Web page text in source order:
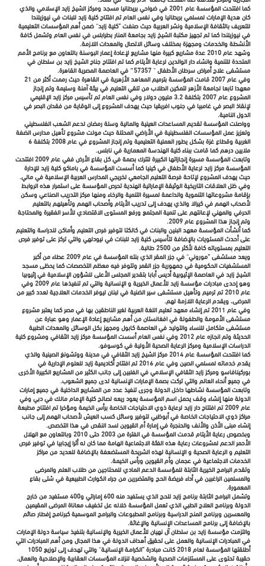
كما افتتحت المؤسسة عام 2001 في ضواحي بريطانيا مسجد ومركز الشيخ زايد الإسلامي والذي
كان هدية الإمارات لمسلمي بريطانيا وفي نفس العام تم افتتاح كلية زايد للبنات في نيوزيلندا
للتعريف بالثقافة الإسلامية ونشر العربية حيث صنفت “كلية زايد” ضمن أهم المؤسسات التعليمية
في نيوزيلندا كما تم تجهيز مكتبة الشيخ زايد بجامعة المنار بطرابلس في نفس العام وتشمل كافة
الأنشطة والخدمات ومجهزة بمختلف وسائل الاتصال والمعدات اللازمة.
وشهد عام 2010 عدة مشاريع كبيرة منها مشاريع لإعادة إعمار البوسنة بالتعاون مع برنامج الأمم
المتحدة للتنمية وانشاء دار الوالدين لرعاية الأيتام كما تم افتتاح جناح الشيخ زايد بن سلطان في
مستشفى علاج أمراض سرطان الأطفال ” 57357″ في العاصمة المصرية القاهرة.
وفي عام 2007 قامت المؤسسة بترميم المعاهد الأزهرية في القاهرة حيث رممت أكثر من 21
معهدا تابعا لجامعة الأزهر لتمكين الطلاب من تلقي التعليم في بيئة آمنة وسليمة وتم إنجاز
المشروع عام 2007 بتكلفة 3.2 مليون دولار وفي نفس العام تم تأسيس مركز زايد الإقليمي
لإنقاذ البصر في غامبيا في جنوب افريقيا حيث يهدف المشروع إلى الوقاية من فقدان البصر في
الدول النامية.
وواصلت المؤسسة تقديم المساعدات العينية والمالية وسلة رمضان لدعم الشعب الفلسطيني
وتعزيز عمل المؤسسات الفلسطينية في الأراضي المحتلة حيث مولت مشروع تأهيل مدارس الضفة
الغربية وقطاع غزة بشكل يطور العملية التعليمية وتم إنجاز المشروع في عام 2008 بتكلفة 6
ملايين درهم كما قامت ببناء كلية الهندسة المعمارية في نابلس.
وتابعت المؤسسة مسيرة إنجازاتها الكبيرة لتترك بصمة في كل بقاع الأرض ففي عام 2009 افتتحت
المؤسسة مركز زايد لرعاية الأطفال في كينيا كما أسست المؤسسة في باماكو كلية زايد للإدارة
حيث يهدف المشروع لإتاحة فرصة التعليم الجامعي لخريجي المدارس العربية الإسلامية في مالي.
وفي ظل العلاقات التاريخية الوثيقة الإماراتية الهندية تحرص المؤسسة على استمرار هذه الروابط
بإقامة مشروعاتها التنموية والداعمة لمسيرة التنمية والرخاء ومنها مركز التدريب الصناعي وسكن
لأصحاب الهمم في كيرالا والذي يهدف إلى تدريب الأيتام وأصحاب الهمم وتأهيلهم بالتعليم
الحرفي والمهني لإعانتهم على تنمية المجتمع ورفع المستوى الاقتصادي للأسر الفقيرة والمحتاجة
وتم إنجاز هذا المشروع عام 2009.
كما أنشأت المؤسسة معهد البنين والبنات في كالكتا لتوفير فرص التعليم وأماكن للدراسة والتعليم
على أحدث المستويات بالإضافة لتأسيس كلية زايد للبنات في نيودلهي والتي تركز على توفير فرص
التعليم بمستوياته كافة لأكثر من 2500 طالبة.
ويعد مستشفى “موروني” في جزر المقر الذي بنته المؤسسة في عام 2009 عطاء من أكبر
المستشفيات الحكومية في جمهورية جزر القمر وتتوفر فيه معظم التخصصات كما يحظى مسجد
الشيخ زايد في العاصمة الإثيوبية أديس أبابا بتقدير المجلس الأعلى للشؤون الإسلامية في إثيوبيا
وهو إحدى مبادرات مؤسسة زايد للأعمال الخيرية و الإنسانية والتي تم تنفيذها عام 2009 وفي
عام 2010 تم ترميم وتأهيل مستشفى سير الضنية في لبنان ليوفر الخدمات العلاجية لعدد كبير من
المرضى، ويقدم الرعاية اللازمة لهم.
وفي عام 2011 تم إنشاء معهد تعليم اللغة العربية لغير الناطقين بها في مصر كما يعتبر مشروع
مستشفى الأمومة والطفولة في افغانستان من أهم مشاريع إعادة الإعمار وهو عبارة عن
مستشفى متكامل للنساء والتوليد في العاصمة كابول ومجهز بكل الوسائل والمعدات الطبية
الحديثة وتم انجازه عام 2012 وفي نفس العام أسست المؤسسة مركز زايد الثقافي ومشروع كلية
الدراسات الإسلامية ومركز الرعاية الصحية الأولية في كوسوفو.
كما افتتحت المؤسسة عام 2014 مركز الشيخ زايد الثقافي في مدينة ووتشونغ الصينية والذي
يقدم خدماته لمسلمي الصين وفي عام 2016 تم افتتاح أكاديمية زايد للعلوم الإدارية في
بوركينافاسو ومركز زايد الثقافي الإسلامي في الفلبين إلى جانب الكثير من المشاريع الكبيرة الأخرى
في جميع أنحاء العالم والتي تركت بصمة الإمارات الإنسانية لدى جميع الشعوب.
وتابعت المؤسسة نشاطها داخل الدولة وجرى تنفيذ عدد من المشاريع الداخلية في جميع إمارات
الدولة منها إنشاء وقف يحمل اسم المؤسسة يعود ريعه لصالح كلية الإمام مالك في دبي وفي
عام 2009 تم افتتاح دار زايد لرعاية ذوي الاحتياجات الخاصة برأس الخيمة ومؤخرا تم افتتاح مطبعة
مراكز ذوي الاحتياجات الخاصة في أبوظبي لتوفير وسائل كسب العيش لأصحاب الهمم إلى جانب
إنشاء مبنى الأذن والأنف والحنجرة في إمارة أم القيوين لسد النقص في هذا التخصص.
وبخصوص رعاية الأيتام قدمت المؤسسة في الفترة من 2003 حتى 2010 وبالتعاون مع الهلال
الأحمر الدعم لمشروعات رعاية هذه الفئة الاجتماعية الهامة مما كان له أثرا إيجابيا في توفير فرص
التعليم و الرعاية الصحية و الإنسانية لهذه الشريحة المستضعفة بالإضافة للعديد من مراكز
الخدمات الاجتماعية في عجمان وأم القيوين ورأس الخيمة.
وتقدم البرامج الخيرية الثابتة للمؤسسة الدعم المادي للمحتاجين من طلاب العلم والمرضى
والمسلمين الراغبين في أداء فريضة الحج والمتضررين من جراء الكوارث الطبيعية في شتى بقاع
المعمورة.
وتشمل البرامج الثابتة برنامج زايد للحج الذي يستفيد منه 600 إماراتي و400 مستفيد من خارج
الدولة وبرنامج العلاج الطبي الذي تعمل المؤسسة خلاله عل تخفيف معاناة المرضى المقيمين
والمعسرين وبرنامج المنح الدراسية وبرنامج المطبوعات والبرامج الموسمية كبرنامج إفطار صائم
بالإضافة إلى برنامج المساعدات الإنسانية والإغاثة.
والتزمت مؤسسة زايد بن سلطان آل نهيان للأعمال الخيرية والإنسانية بتنفيذ سياسة دولة الإمارات
في المبادرات الإنسانية والعمل على تحقيق أهداف الدولة في هذا المجال ومن أهم المبادرات التي
أطلقتها المؤسسة لعام 2018 كانت مبادرة “الكرامـة الإنسانيـة” والتي تهدف إلى توزيع 1050
حقيبة تحتوى على المستلزمات الصحية والشخصية لنزلاء المؤسسات العقابية والإصلاحية والعمال.